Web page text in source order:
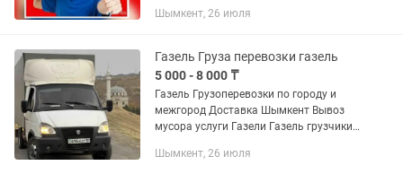
грузчики
Шымкент, 26 июля
Газель Груза перевозки газель
5 000 - 8 000 ₸
Газель Грузоперевозки по городу и
межгород Доставка Шымкент Вывоз
мусора услуги Газели Газель грузчики
грузчиками Переезд. Жук тасымалдау
Шымкент, 26 июля